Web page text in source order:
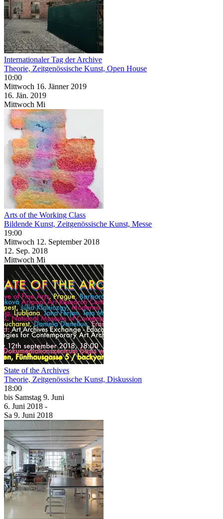
Internationaler Tag der Archive
Theorie, Zeitgenössische Kunst, Open House
10:00
Mittwoch 16. Jänner 2019
16. Jän. 2019
Mittwoch Mi
Arts of the Working Class
Bildende Kunst, Zeitgenössische Kunst, Messe
19:00
Mittwoch 12. September 2018
12. Sep. 2018
Mittwoch Mi
State of the Archives
Theorie, Zeitgenössische Kunst, Diskussion
18:00
bis Samstag 9. Juni
6. Juni 2018 -
Sa 9. Juni 2018